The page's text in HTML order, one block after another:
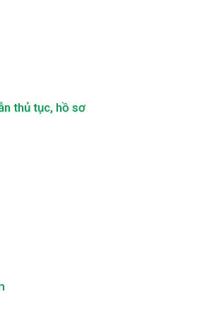
thủ tục, hồ sơ